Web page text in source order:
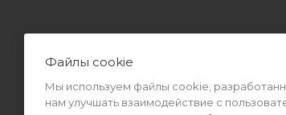
2026 © Интернет-магазин MiMall® • Не
Файлы cookie
Мы используем файлы cookie,
нам улучшать взаимодействие с